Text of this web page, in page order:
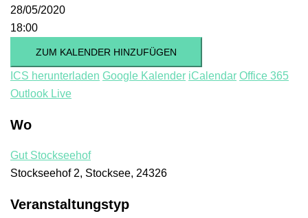
28/05/2020
18:00
ZUM KALENDER HINZUFÜGEN
ICS herunterladen Google Kalender iCalendar Office 365
Outlook Live
Wo
Gut Stockseehof
Stockseehof 2, Stocksee, 24326
Veranstaltungstyp